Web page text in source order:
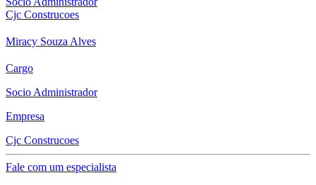
Cjc Construcoes
Miracy Souza Alves
Cargo
Socio Administrador
Empresa
Cjc Construcoes
Fale com um especialista